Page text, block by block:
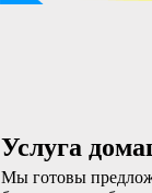
Услуга
Мы готовы